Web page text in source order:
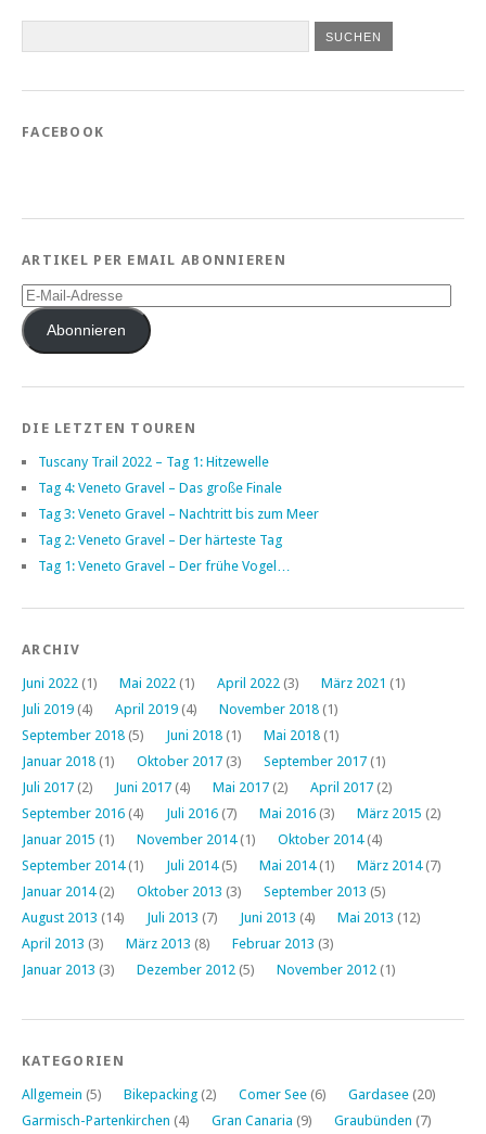
FACEBOOK
ARTIKEL PER EMAIL ABONNIEREN
E-
Mail-
AdresseAbonnieren
DIE LETZTEN TOUREN
Tuscany Trail 2022 – Tag 1: Hitzewelle
Tag 4: Veneto Gravel – Das große Finale
Tag 3: Veneto Gravel – Nachtritt bis zum Meer
Tag 2: Veneto Gravel – Der härteste Tag
Tag 1: Veneto Gravel – Der frühe Vogel…
ARCHIV
Juni 2022 (1) Mai 2022 (1) April 2022 (3) März 2021 (1)
Juli 2019 (4) April 2019 (4) November 2018 (1)
September 2018 (5) Juni 2018 (1) Mai 2018 (1)
Januar 2018 (1) Oktober 2017 (3) September 2017 (1)
Juli 2017 (2) Juni 2017 (4) Mai 2017 (2) April 2017 (2)
September 2016 (4) Juli 2016 (7) Mai 2016 (3) März 2015 (2)
Januar 2015 (1) November 2014(1) Oktober 2014(4)
September 2014(1) Juli 2014(5) Mai 2014(1) März 2014(7)
Januar 2014(2) Oktober 2013 (3) September 2013 (5)
August 2013 (14) Juli 2013 (7) Juni 2013 (4) Mai 2013 (12)
April 2013 (3) März 2013 (8) Februar 2013 (3)
Januar 2013 (3) Dezember 2012 (5) November 2012 (1)
KATEGORIEN
Allgemein (5) Bikepacking (2) Comer See (6) Gardasee (20)
Garmisch-Partenkirchen (4) Gran Canaria (9) Graubünden (7)